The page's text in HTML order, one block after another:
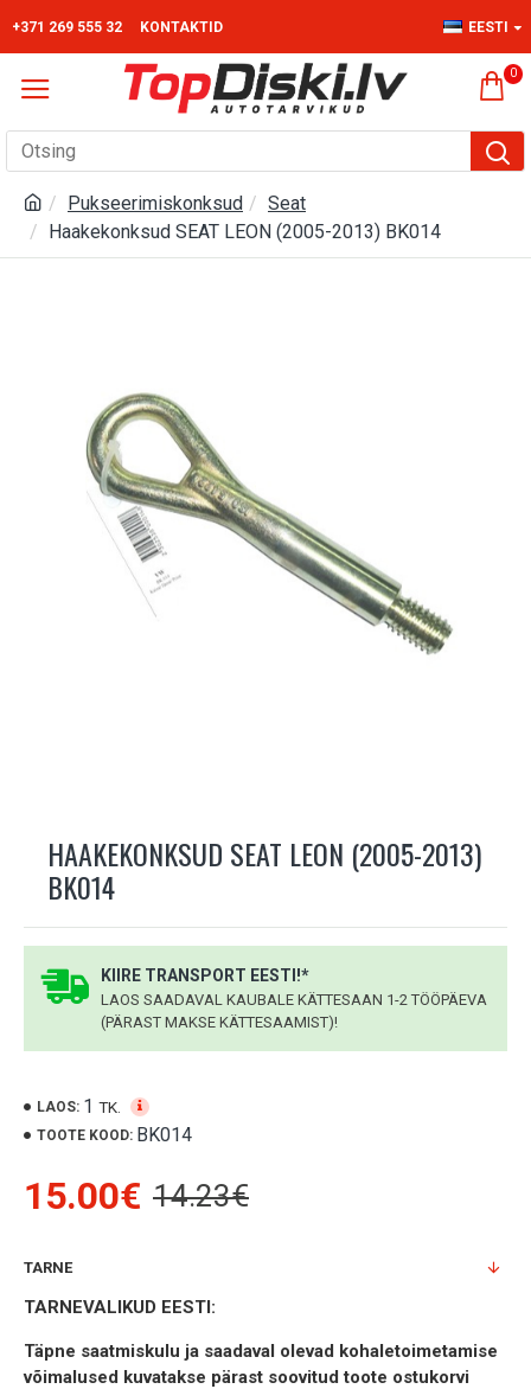
+371 269 555 32 KONTAKTID EESTI
0
Pukseerimiskonksud
Seat
Haakekonksud SEAT LEON (2005-2013) BK014
HAAKEKONKSUD SEAT LEON (2005-2013)
BK014
KIIRE TRANSPORT EESTI!*
LAOS SAADAVAL KAUBALE KÄTTESAAN 1-2 TÖÖPÄEVA
(PÄRAST MAKSE KÄTTESAAMIST)!
LAOS: 1 TK.
TOOTE KOOD: BK014
15.00€ 14.23€
TARNE
TARNEVALIKUD EESTI:
Täpne saatmiskulu ja saadaval olevad kohaletoimetamise
võimalused kuvatakse pärast soovitud toote ostukorvi